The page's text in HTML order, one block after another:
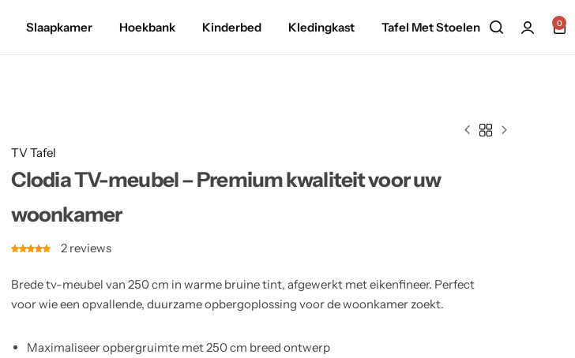
Slaapkamer Hoekbank Kinderbed Kledingkast Tafel Met Stoelen 0
TV Tafel
Clodia TV-meubel – Premium kwaliteit voor uw
woonkamer
2 reviews
Brede tv-meubel van 250 cm in warme bruine tint, afgewerkt met eikenfineer. Perfect
voor wie een opvallende, duurzame opbergoplossing voor de woonkamer zoekt.
Maximaliseer opbergruimte met 250 cm breed ontwerp